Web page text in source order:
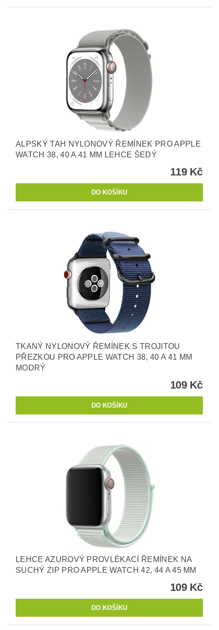
ALPSKÝ TAH NYLONOVÝ ŘEMÍNEK PRO APPLE
WATCH 38, 40 A 41 MM LEHCE ŠEDÝ
119 Kč
TKANÝ NYLONOVÝ ŘEMÍNEK S TROJITOU
PŘEZKOU PRO APPLE WATCH 38, 40 A 41 MM
MODRÝ
109 Kč
LEHCE AZUROVÝ PROVLÉKACÍ ŘEMÍNEK NA
SUCHÝ ZIP PRO APPLE WATCH 42, 44 A 45 MM
109 Kč